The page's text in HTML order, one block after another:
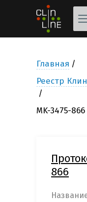
Главная
Реестр
MK-3475-866
866